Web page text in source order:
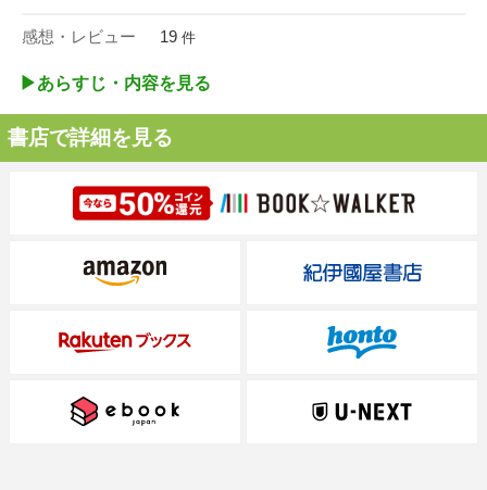
感想・レビュー 19 件
▶︎あらすじ・内容を見る
書店で詳細を見る